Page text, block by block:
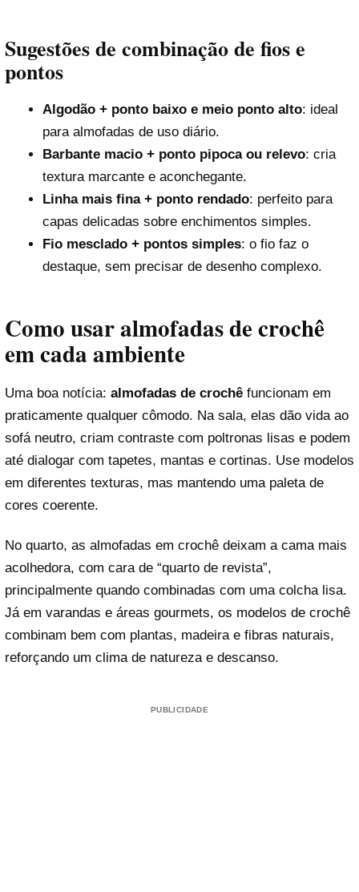
Sugestões de combinação de fios e
pontos
Algodão + ponto baixo e meio ponto alto: ideal
para almofadas de uso diário.
Barbante macio + ponto pipoca ou relevo: cria
textura marcante e aconchegante.
Linha mais fina + ponto rendado: perfeito para
capas delicadas sobre enchimentos simples.
Fio mesclado + pontos simples: o fio faz o
destaque, sem precisar de desenho complexo.
Como usar almofadas de crochê
em cada ambiente
Uma boa notícia: almofadas de crochê funcionam em
praticamente qualquer cômodo. Na sala, elas dão vida ao
sofá neutro, criam contraste com poltronas lisas e podem
até dialogar com tapetes, mantas e cortinas. Use modelos
em diferentes texturas, mas mantendo uma paleta de
cores coerente.
No quarto, as almofadas em crochê deixam a cama mais
acolhedora, com cara de “quarto de revista”,
principalmente quando combinadas com uma colcha lisa.
Já em varandas e áreas gourmets, os modelos de crochê
combinam bem com plantas, madeira e fibras naturais,
reforçando um clima de natureza e descanso.
PUBLICIDADE